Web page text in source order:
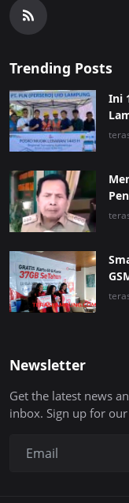
Trending Posts
Ini
Newsletter
Get the latest news
inbox. Sign up for